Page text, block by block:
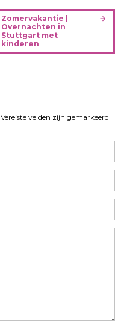
Zomervakantie |
Overnachten in
Stuttgart met
kinderen
Vereiste velden zijn gemarkeerd